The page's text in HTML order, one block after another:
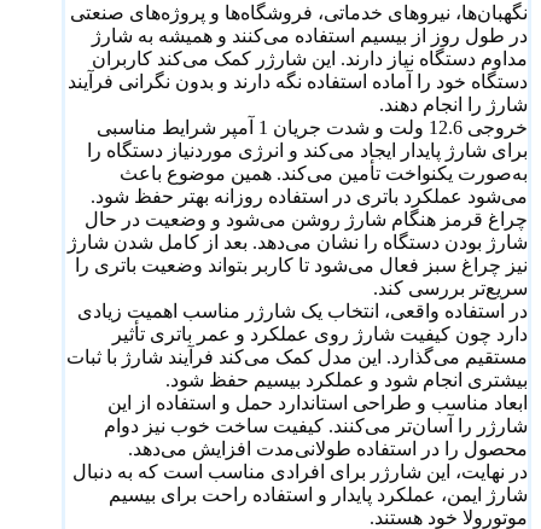
نگهبان‌ها، نیروهای خدماتی، فروشگاه‌ها و پروژه‌های صنعتی
در طول روز از بیسیم استفاده می‌کنند و همیشه به شارژ
مداوم دستگاه نیاز دارند. این شارژر کمک می‌کند کاربران
دستگاه خود را آماده استفاده نگه دارند و بدون نگرانی فرآیند
شارژ را انجام دهند.
خروجی 12.6 ولت و شدت جریان 1 آمپر شرایط مناسبی
برای شارژ پایدار ایجاد می‌کند و انرژی موردنیاز دستگاه را
به‌صورت یکنواخت تأمین می‌کند. همین موضوع باعث
می‌شود عملکرد باتری در استفاده روزانه بهتر حفظ شود.
چراغ قرمز هنگام شارژ روشن می‌شود و وضعیت در حال
شارژ بودن دستگاه را نشان می‌دهد. بعد از کامل شدن شارژ
نیز چراغ سبز فعال می‌شود تا کاربر بتواند وضعیت باتری را
سریع‌تر بررسی کند.
در استفاده واقعی، انتخاب یک شارژر مناسب اهمیت زیادی
دارد چون کیفیت شارژ روی عملکرد و عمر باتری تأثیر
مستقیم می‌گذارد. این مدل کمک می‌کند فرآیند شارژ با ثبات
بیشتری انجام شود و عملکرد بیسیم حفظ شود.
ابعاد مناسب و طراحی استاندارد حمل و استفاده از این
شارژر را آسان‌تر می‌کنند. کیفیت ساخت خوب نیز دوام
محصول را در استفاده طولانی‌مدت افزایش می‌دهد.
در نهایت، این شارژر برای افرادی مناسب است که به دنبال
شارژ ایمن، عملکرد پایدار و استفاده راحت برای بیسیم
موتورولا خود هستند.